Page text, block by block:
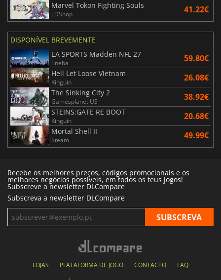
Marvel Tokon Fighting Souls
LDShop 41.22€
DISPONÍVEL BREVEMENTE
EA SPORTS Madden NFL 27
Eneba 59.80€
Hell Let Loose Vietnam
Kinguin 26.08€
The Sinking City 2
Gamesplanet US 38.92€
STEINS;GATE RE BOOT
Kinguin 20.68€
Mortal Shell II
Steam 49.99€
Recebe os melhores preços, códigos promocionais e os
melhores negócios possíveis, em todos os teus jogos!
Subscreve a newsletter DLCompare
Subscreva a newsletter DLCompare
LOJAS PLATAFORMA DE JOGO CONTACTO FAQ